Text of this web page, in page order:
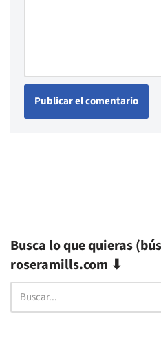
Busca lo que quieras
roseramills.com ⬇